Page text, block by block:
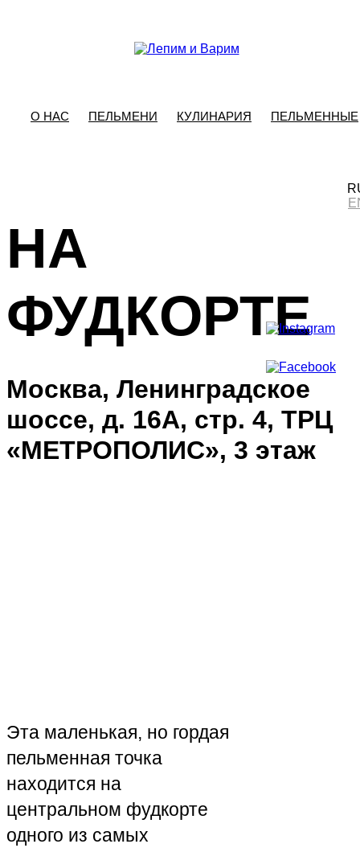
О НАС ПЕЛЬМЕНИ КУЛИНАРИЯ ПЕЛЬМЕННЫЕ
НА
ФУДКОРТЕ
Москва, Ленинградское
шоссе, д. 16А, стр. 4, ТРЦ
«МЕТРОПОЛИС», 3 этаж
Эта маленькая, но гордая
пельменная точка
находится на
центральном фудкорте
одного из самых